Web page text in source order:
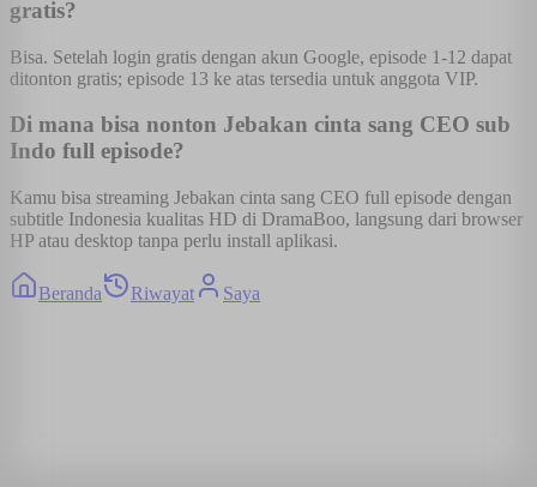
gratis?
Bisa. Setelah login gratis dengan akun Google, episode 1-12 dapat
ditonton gratis; episode 13 ke atas tersedia untuk anggota VIP.
Di mana bisa nonton Jebakan cinta sang CEO sub
Indo full episode?
Kamu bisa streaming Jebakan cinta sang CEO full episode dengan
subtitle Indonesia kualitas HD di DramaBoo, langsung dari browser
HP atau desktop tanpa perlu install aplikasi.
Beranda Riwayat Saya